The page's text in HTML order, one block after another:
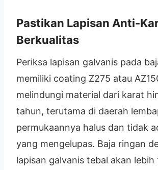
Pastikan Lapisan Anti-
Berkualitas
Periksa lapisan galvanis pada
memiliki coating Z275 atau
melindungi material dari karat
tahun, terutama di daerah
permukaannya halus dan tidak
yang mengelupas. Baja ringan
lapisan galvanis tebal akan lebih